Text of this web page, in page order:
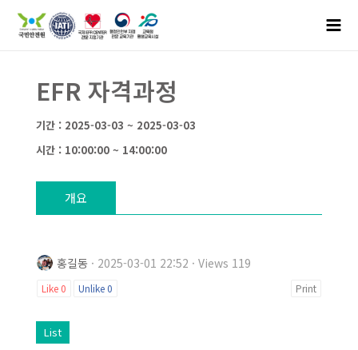
EFR 자격과정
기간 : 2025-03-03 ~ 2025-03-03
시간 : 10:00:00 ~ 14:00:00
개요
홍길동 · 2025-03-01 22:52 · Views 119
Like 0 Unlike0 Print
List